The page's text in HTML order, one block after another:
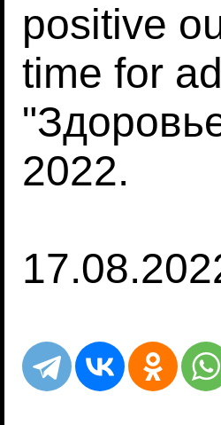
positive
time for
2022.